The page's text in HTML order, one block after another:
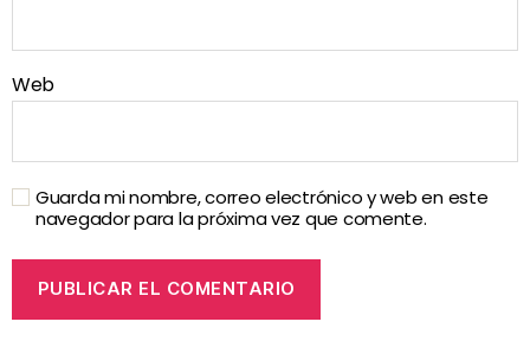
Web
Guarda mi nombre, correo electrónico y web en este
navegador para la próxima vez que comente.